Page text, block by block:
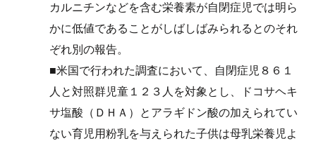
カルニチンなどを含む栄養素が自閉症児では明ら
かに低値であることがしばしばみられるとのそれ
ぞれ別の報告。
■米国で行われた調査において、自閉症児８６１
人と対照群児童１２３人を対象とし、ドコサヘキ
サ塩酸（ＤＨＡ）とアラギドン酸の加えられてい
ない育児用粉乳を与えられた子供は母乳栄養児よ